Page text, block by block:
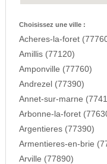
Choisissez une ville :
Acheres-la-foret
Amillis (77120)
Amponville (77760)
Andrezel (77390)
Annet-sur-marne
Arbonne-la-foret
Argentieres (77390)
Armentieres-en-brie
Arville (77890)